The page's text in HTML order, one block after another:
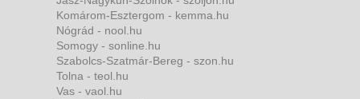
Komárom-Esztergom - kemma.hu
Nógrád - nool.hu
Somogy - sonline.hu
Szabolcs-Szatmár-Bereg - szon.hu
Tolna - teol.hu
Vas - vaol.hu